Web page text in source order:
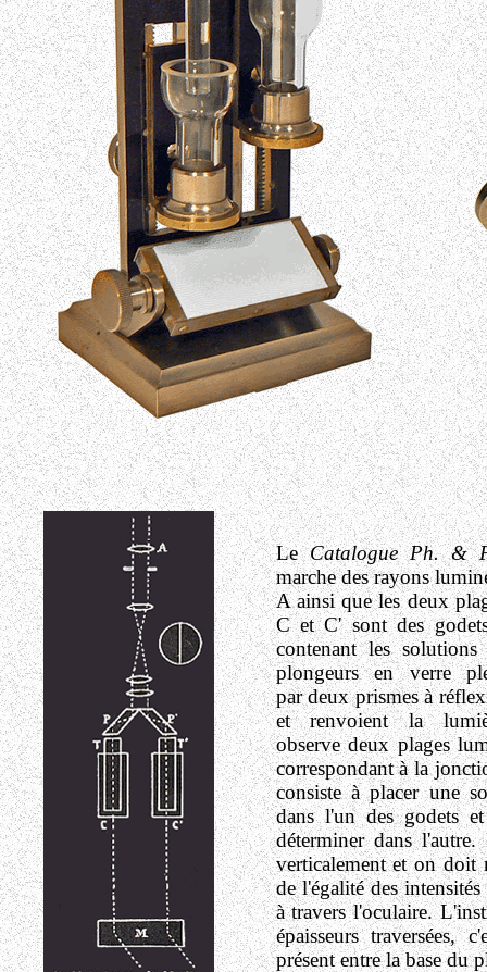
LeCatalogue Ph. &
marche des rayons
A ainsi que les deux
C et C' sont des
contenant les
plongeurs en verre
par deux prismes à
et renvoient la
observe deux plages
correspondant à la
consiste à placer une
dans l'un des godets
déterminer dans
verticalement et on doit
de l'égalité des
à travers l'oculaire.
épaisseurs traversées,
présent entre la base du